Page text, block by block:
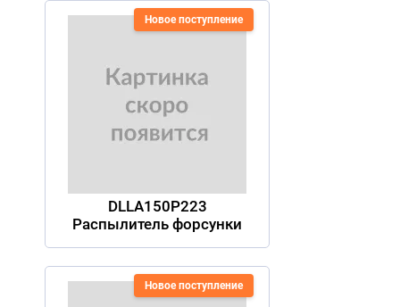
Новое поступление
DLLA150P223
Распылитель форсунки
Новое поступление